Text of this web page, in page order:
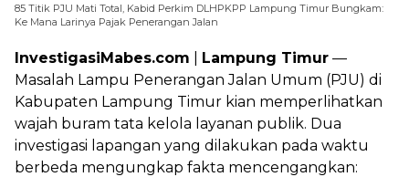
85 Titik PJU Mati Total, Kabid Perkim DLHPKPP Lampung Timur Bungkam:
Ke Mana Larinya Pajak Penerangan Jalan
InvestigasiMabes.com Lampung Timur —
Masalah Lampu Penerangan Jalan Umum (PJU) di
Kabupaten Lampung Timur kian memperlihatkan
wajah buram tata kelola layanan publik. Dua
investigasi lapangan yang dilakukan pada waktu
berbeda mengungkap fakta mencengangkan: